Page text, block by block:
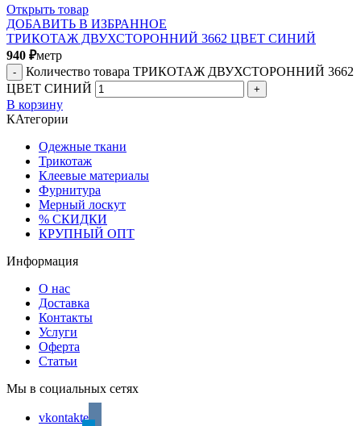
Открыть товар
ДОБАВИТЬ В ИЗБРАННОЕ
ТРИКОТАЖ ДВУХСТОРОННИЙ 3662 ЦВЕТ СИНИЙ
940 ₽метр
Количество товара ТРИКОТАЖ ДВУХСТОРОННИЙ 3662
ЦВЕТ СИНИЙ
В корзину
КАтегории
Одежные ткани
Трикотаж
Клеевые материалы
Фурнитура
Мерный лоскут
% СКИДКИ
КРУПНЫЙ ОПТ
Информация
О нас
Доставка
Контакты
Услуги
Оферта
Статьи
Мы в социальных сетях
vkontakte